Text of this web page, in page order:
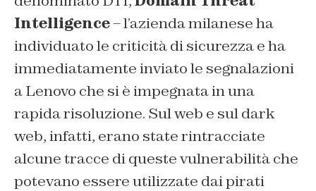
Intelligence– l’azienda milanese ha
individuato le criticità di sicurezza e ha
immediatamente inviato le segnalazioni
a Lenovo che si è impegnata in una
rapida risoluzione. Sul web e sul dark
web, infatti, erano state rintracciate
alcune tracce di queste vulnerabilità che
potevano essere utilizzate dai pirati